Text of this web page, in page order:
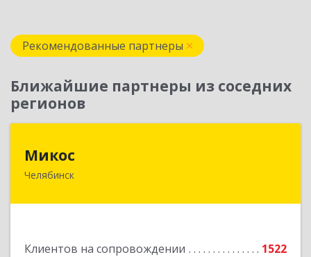
Рекомендованные партнеры
Ближайшие партнеры из соседних
регионов
Микос
Челябинск
Клиентов на сопровождении
1522